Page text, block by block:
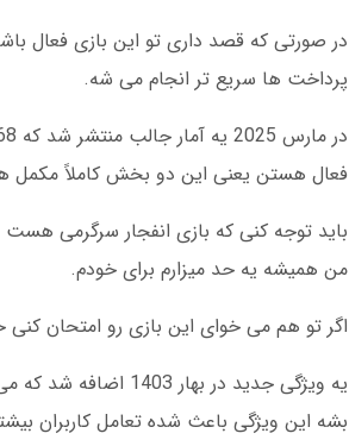
در صورتی که قصد داری تو این بازی فعال
پرداخت ها سریع تر انجام می شه.
فعال هستن یعنی این دو بخش کاملاً مکمل
باید توجه کنی که بازی انفجار سرگرمی
من همیشه یه حد میزارم برای خودم.
اگر تو هم می خوای این بازی رو امتحان کنی
یه ویژگی جدید در
بشه این ویژگی باعث شده تعامل کاربران